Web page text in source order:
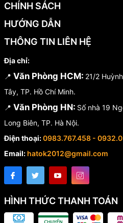
CHÍNH SÁCH
HƯỚNG DẪN
THÔNG TIN LIÊN HỆ
Địa chỉ:
📍 Văn Phòng HCM: 21/2
Tây, TP. Hồ Chí Minh.
📍 Văn Phòng HN: Số nhà 19
Long Biên, TP. Hà Nội.
Điện thoại:0983.767.458 -
Email: hatok2012@gmail.com
HÌNH THỨC THANH TOÁN